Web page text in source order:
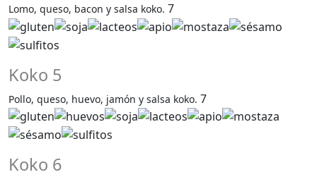
Lomo, queso, bacon y salsa koko. 7
Koko 5
Pollo, queso, huevo, jamón y salsa koko. 7
Koko 6